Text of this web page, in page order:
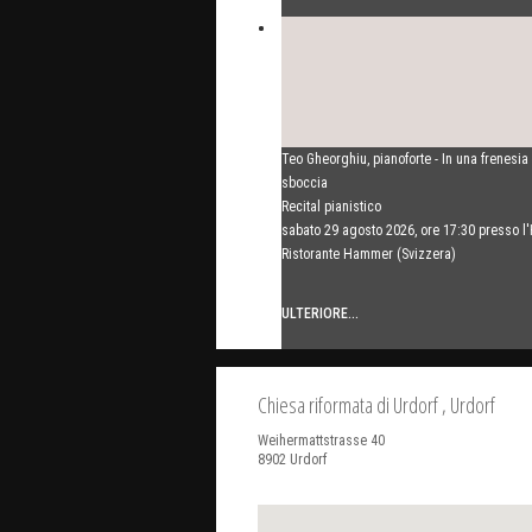
Mikhail Shishkin e Alexey Botvinov
Mikhail Shishkin - Lettura, discussione e
Botvinov - Pianoforte
Domenica 16 agosto 2026, ore 10:30, Hotel
(Svizzera)
Teo Gheorghiu, pianoforte - In una
sboccia
Recital pianistico
sabato 29 agosto 2026, ore 17:30 presso
Ristorante Hammer (Svizzera)
ULTERIORE...
Chiesa riformata di Urdorf, Urdorf
Weihermattstrasse 40
8902 Urdorf